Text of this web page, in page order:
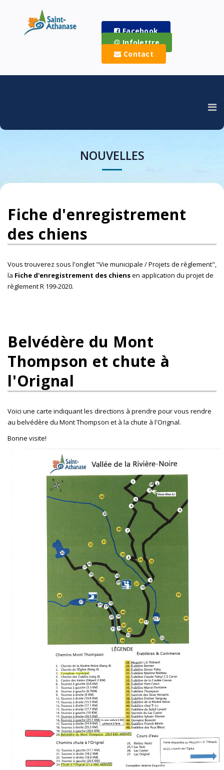
Facebook
Infolettre
Contact
NOUVELLES
Fiche d'enregistrement
des chiens
Vous trouverez sous l'onglet "Vie municipale / Projets de règlement",
la Fiche d'enregistrement des chiensen application du projet de
règlement R 199-2020.
Belvédère du Mont
Thompson et chute à
l'Orignal
Voici une carte indiquant les directions à prendre pour vous rendre
au belvédère du Mont Thompson et à la chute à l'Orignal.
Bonne visite!